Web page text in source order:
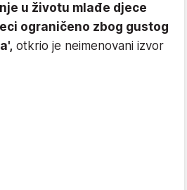
u životu mlađe djece
ograničeno zbog gustog
otkrio je neimenovani izvor